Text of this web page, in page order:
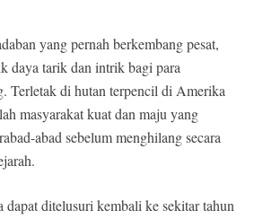
yang pernah berkembang pesat,
daya tarik dan intrik bagi para
Terletak di hutan terpencil di Amerika
masyarakat kuat dan maju yang
abad sebelum menghilang secara
ditelusuri kembali ke sekitar tahun